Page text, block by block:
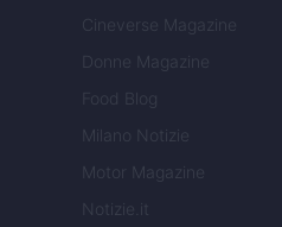
Cineverse Magazine
Donne Magazine
Food Blog
Milano Notizie
Motor Magazine
Notizie.it